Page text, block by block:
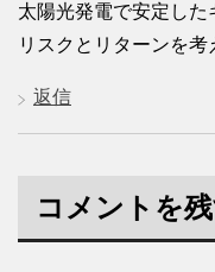
太陽光発電で安定した
リスクとリターンを考
返信
コメントを